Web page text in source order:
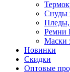
Снуды
Ремни
Маски
Новинки
Скидки
Оптовые